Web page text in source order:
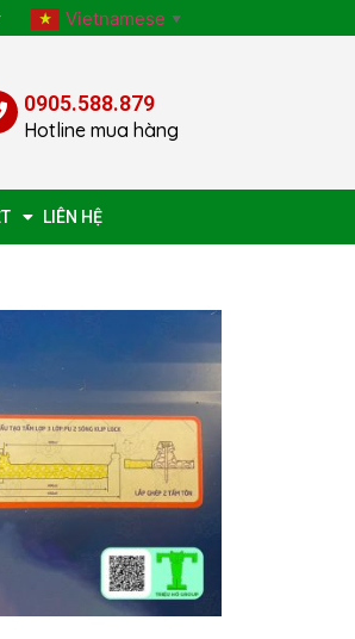
Vietnamese ▼
0905.588.879
Hotline mua hàng
LIÊN HỆ